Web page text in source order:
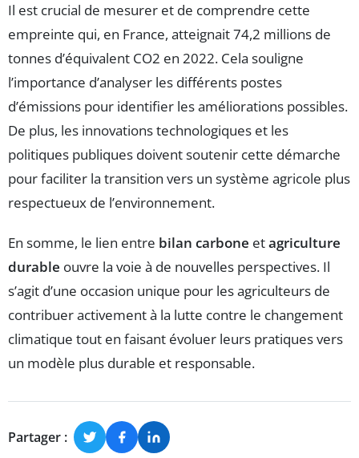
Il est crucial de mesurer et de comprendre cette
empreinte qui, en France, atteignait 74,2 millions de
tonnes d’équivalent CO2 en 2022. Cela souligne
l’importance d’analyser les différents postes
d’émissions pour identifier les améliorations possibles.
De plus, les innovations technologiques et les
politiques publiques doivent soutenir cette démarche
pour faciliter la transition vers un système agricole plus
respectueux de l’environnement.
En somme, le lien entre bilan carbone etagriculture
durable ouvre la voie à de nouvelles perspectives. Il
s’agit d’une occasion unique pour les agriculteurs de
contribuer activement à la lutte contre le changement
climatique tout en faisant évoluer leurs pratiques vers
un modèle plus durable et responsable.
Partager :